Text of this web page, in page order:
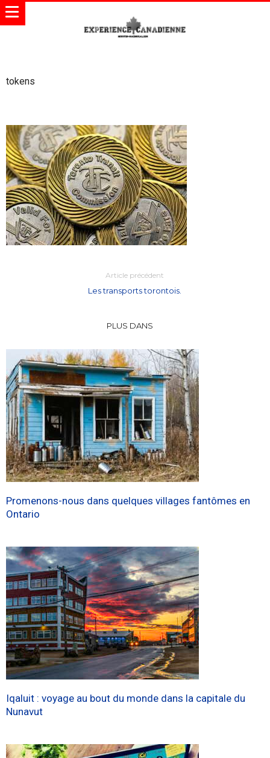
tokens
Article précédent
Les transports torontois.
PLUS DANS
Promenons-nous dans quelques villages fantômes en
Ontario
Iqaluit : voyage au bout du monde dans la capitale du
Nunavut